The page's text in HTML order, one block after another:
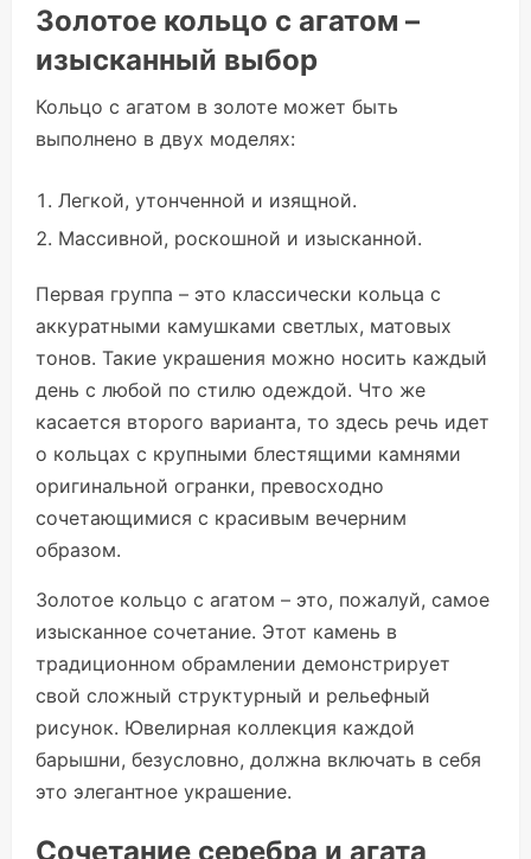
Золотое кольцо с агатом –
изысканный выбор
Кольцо с агатом в золоте может быть
выполнено в двух моделях:
Легкой, утонченной и изящной.
Массивной, роскошной и изысканной.
Первая группа – это классически кольца с
аккуратными камушками светлых, матовых
тонов. Такие украшения можно носить каждый
день с любой по стилю одеждой. Что же
касается второго варианта, то здесь речь идет
о кольцах с крупными блестящими камнями
оригинальной огранки, превосходно
сочетающимися с красивым вечерним
образом.
Золотое кольцо с агатом – это, пожалуй, самое
изысканное сочетание. Этот камень в
традиционном обрамлении демонстрирует
свой сложный структурный и рельефный
рисунок. Ювелирная коллекция каждой
барышни, безусловно, должна включать в себя
это элегантное украшение.
Сочетание серебра и агата